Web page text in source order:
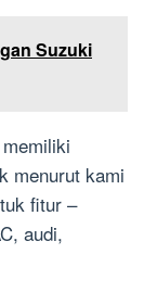
Suzuki
menurut kami
fitur –
audi,